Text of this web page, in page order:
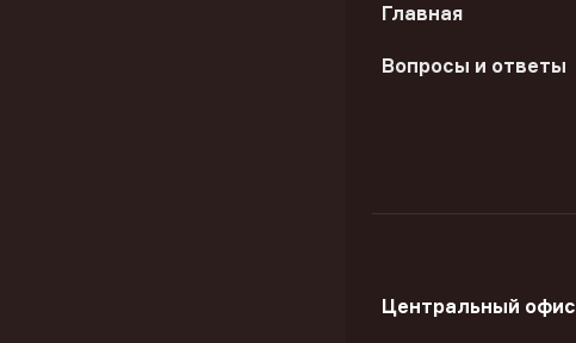
Главная
Вопросы и ответы
Центральный офис